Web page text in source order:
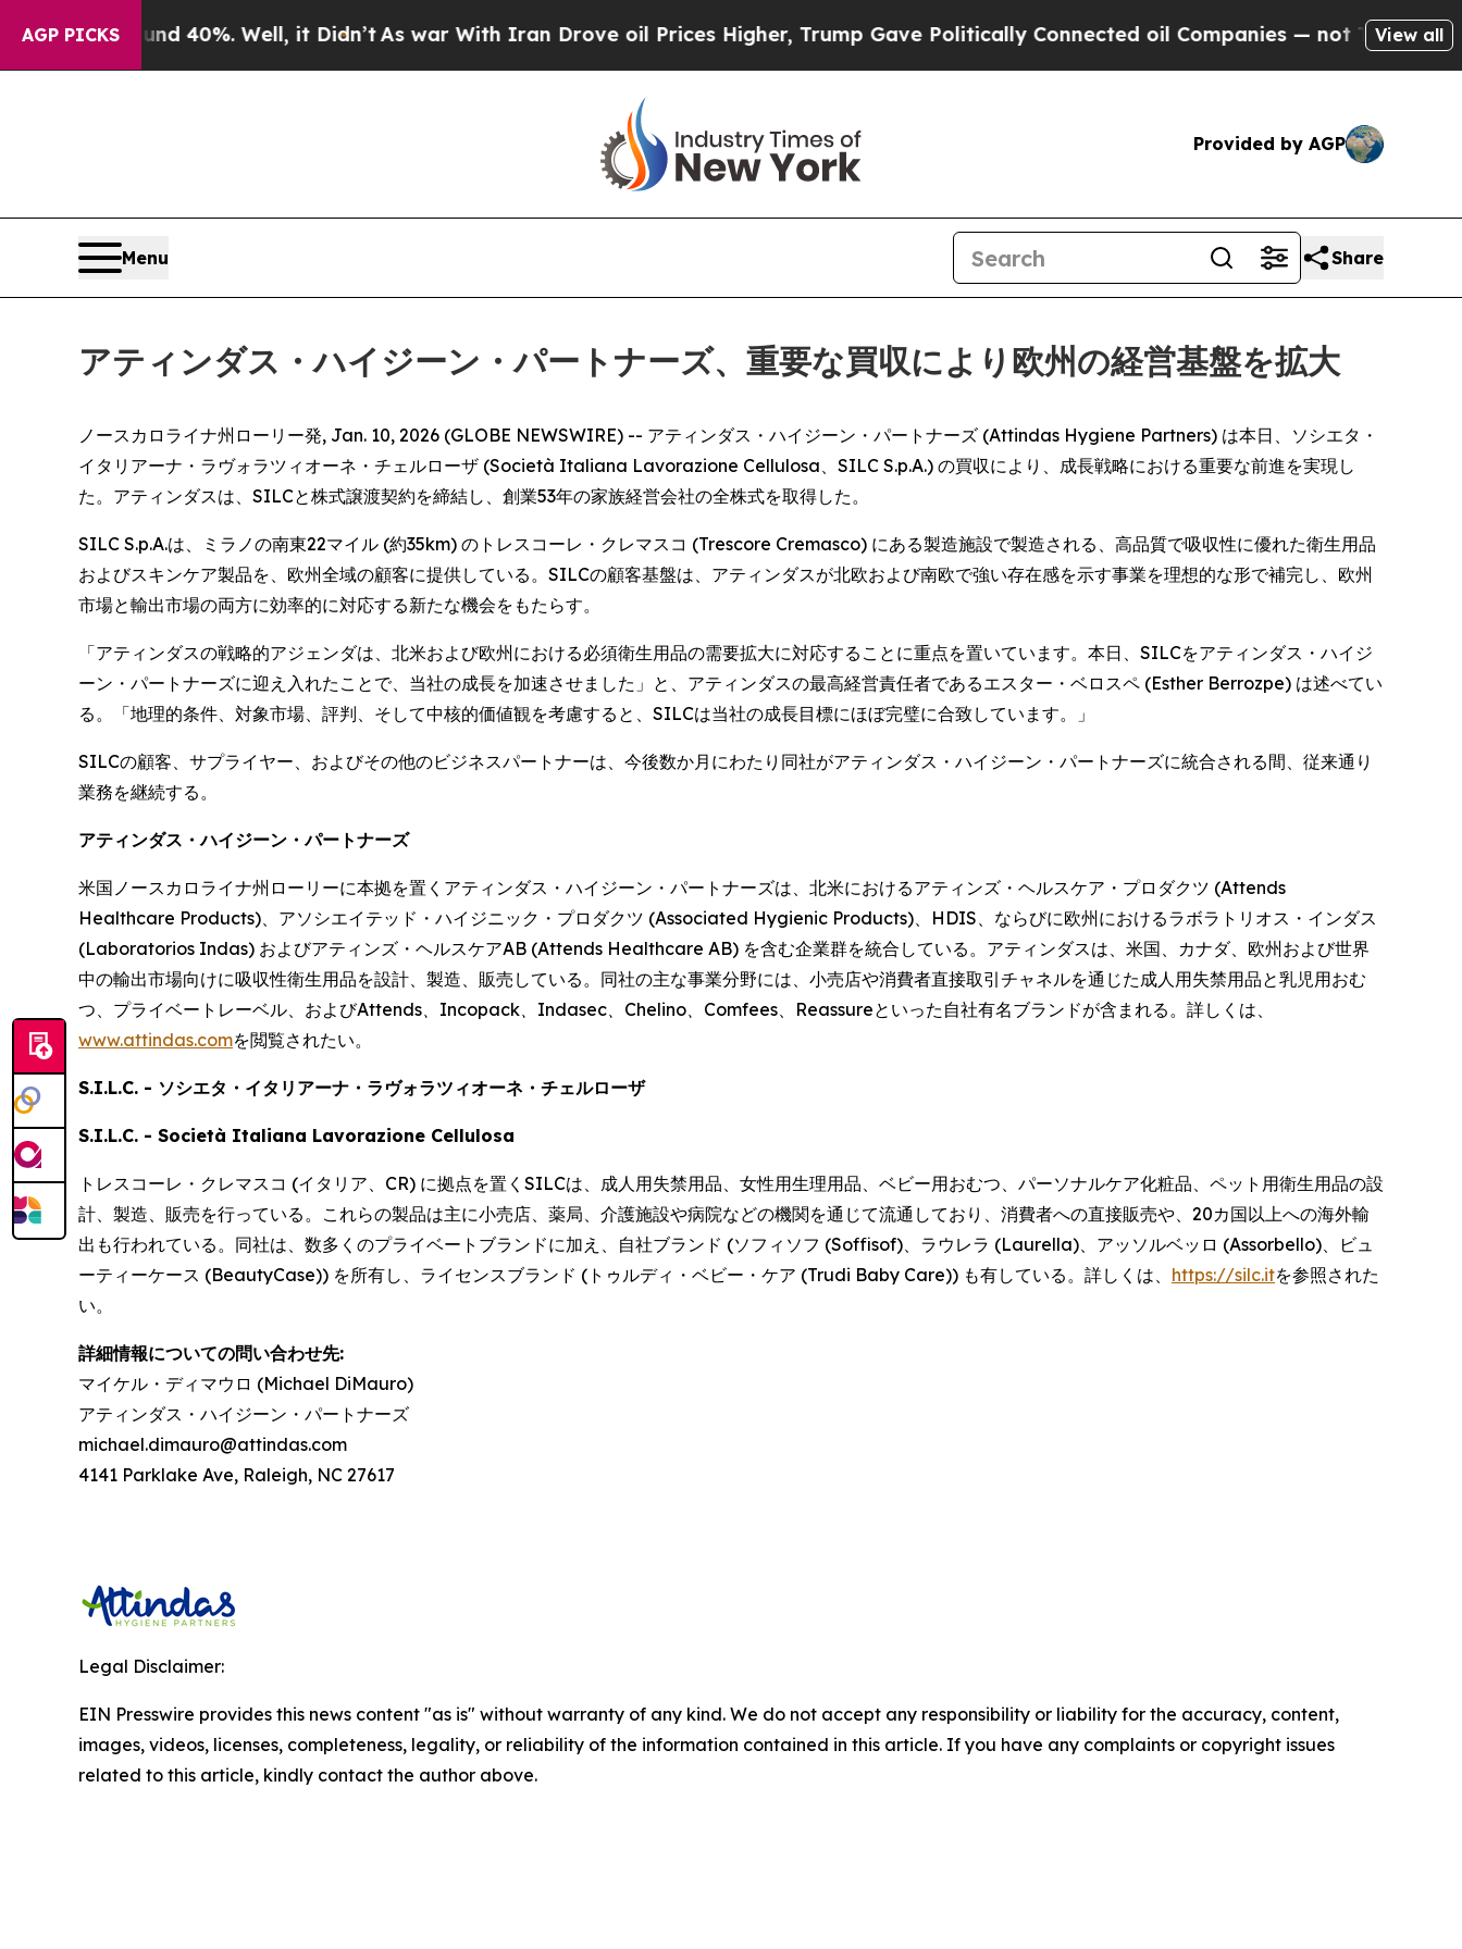
AGP PICKS
Around 40%. Well, it Didn’tAs war With Iran Drove oil Prices Higher, Trump Gave Politically Connected oil Companies — not Taxpayers — the
View all
Provided by AGP
Menu Share
アティンダス・ハイジーン・パートナーズ、重要な買収により欧州の経営基盤を拡大
ノースカロライナ州ローリー発, Jan. 10, 2026 (GLOBE NEWSWIRE) -- アティンダス・ハイジーン・パートナーズ (Attindas Hygiene Partners) は本日、ソシエタ・
イタリアーナ・ラヴォラツィオーネ・チェルローザ (Società Italiana Lavorazione Cellulosa、SILC S.p.A.) の買収により、成長戦略における重要な前進を実現し
た。アティンダスは、SILCと株式譲渡契約を締結し、創業53年の家族経営会社の全株式を取得した。
SILC S.p.A.は、ミラノの南東22マイル (約35km) のトレスコーレ・クレマスコ (Trescore Cremasco) にある製造施設で製造される、高品質で吸収性に優れた衛生用品
およびスキンケア製品を、欧州全域の顧客に提供している。SILCの顧客基盤は、アティンダスが北欧および南欧で強い存在感を示す事業を理想的な形で補完し、欧州
市場と輸出市場の両方に効率的に対応する新たな機会をもたらす。
「アティンダスの戦略的アジェンダは、北米および欧州における必須衛生用品の需要拡大に対応することに重点を置いています。本日、SILCをアティンダス・ハイジ
ーン・パートナーズに迎え入れたことで、当社の成長を加速させました」と、アティンダスの最高経営責任者であるエスター・ベロスペ (Esther Berrozpe) は述べてい
る。「地理的条件、対象市場、評判、そして中核的価値観を考慮すると、SILCは当社の成長目標にほぼ完璧に合致しています。」
SILCの顧客、サプライヤー、およびその他のビジネスパートナーは、今後数か月にわたり同社がアティンダス・ハイジーン・パートナーズに統合される間、従来通り
業務を継続する。
アティンダス・ハイジーン・パートナーズ
米国ノースカロライナ州ローリーに本拠を置くアティンダス・ハイジーン・パートナーズは、北米におけるアティンズ・ヘルスケア・プロダクツ (Attends
Healthcare Products)、アソシエイテッド・ハイジニック・プロダクツ (Associated Hygienic Products)、HDIS、ならびに欧州におけるラボラトリオス・インダス
(Laboratorios Indas) およびアティンズ・ヘルスケアAB (Attends Healthcare AB) を含む企業群を統合している。アティンダスは、米国、カナダ、欧州および世界
中の輸出市場向けに吸収性衛生用品を設計、製造、販売している。同社の主な事業分野には、小売店や消費者直接取引チャネルを通じた成人用失禁用品と乳児用おむ
つ、プライベートレーベル、およびAttends、Incopack、Indasec、Chelino、Comfees、 Reassureといった自社有名ブランドが含まれる。詳しくは、
www.attindas.comを閲覧されたい。
S.I.L.C. - ソシエタ・イタリアーナ・ラヴォラツィオーネ・チェルローザ
S.I.L.C. - Società Italiana Lavorazione Cellulosa
トレスコーレ・クレマスコ (イタリア、CR) に拠点を置くSILCは、成人用失禁用品、女性用生理用品、ベビー用おむつ、パーソナルケア化粧品、ペット用衛生用品の設
計、製造、販売を行っている。これらの製品は主に小売店、薬局、介護施設や病院などの機関を通じて流通しており、消費者への直接販売や、20カ国以上への海外輸
出も行われている。同社は、数多くのプライベートブランドに加え、自社ブランド (ソフィソフ (Soffisof)、ラウレラ (Laurella)、アッソルベッロ (Assorbello)、ビュ
ーティーケース (BeautyCase)) を所有し、ライセンスブランド (トゥルディ・ベビー・ケア (Trudi Baby Care)) も有している。詳しくは、 https://silc.itを参照された
い。
詳細情報についての問い合わせ先:
マイケル・ディマウロ (Michael DiMauro)
アティンダス・ハイジーン・パートナーズ
michael.dimauro@attindas.com
4141 Parklake Ave, Raleigh, NC 27617
Legal Disclaimer:
EIN Presswire provides this news content "as is" without warranty of any kind. We do not accept any responsibility or liability for the accuracy, content,
images, videos, licenses, completeness, legality, or reliability of the information contained in this article. If you have any complaints or copyright issues
related to this article, kindly contact the author above.